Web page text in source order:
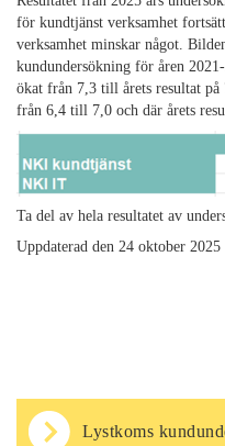
för kundtjänst verksamhet
verksamhet minskar något.
kundundersökning för åren
ökat från 7,3 till årets resultat
från 6,4 till 7,0 och där årets
Ta del av hela resultatet av
Uppdaterad den 24 oktober 2025
Lystkoms